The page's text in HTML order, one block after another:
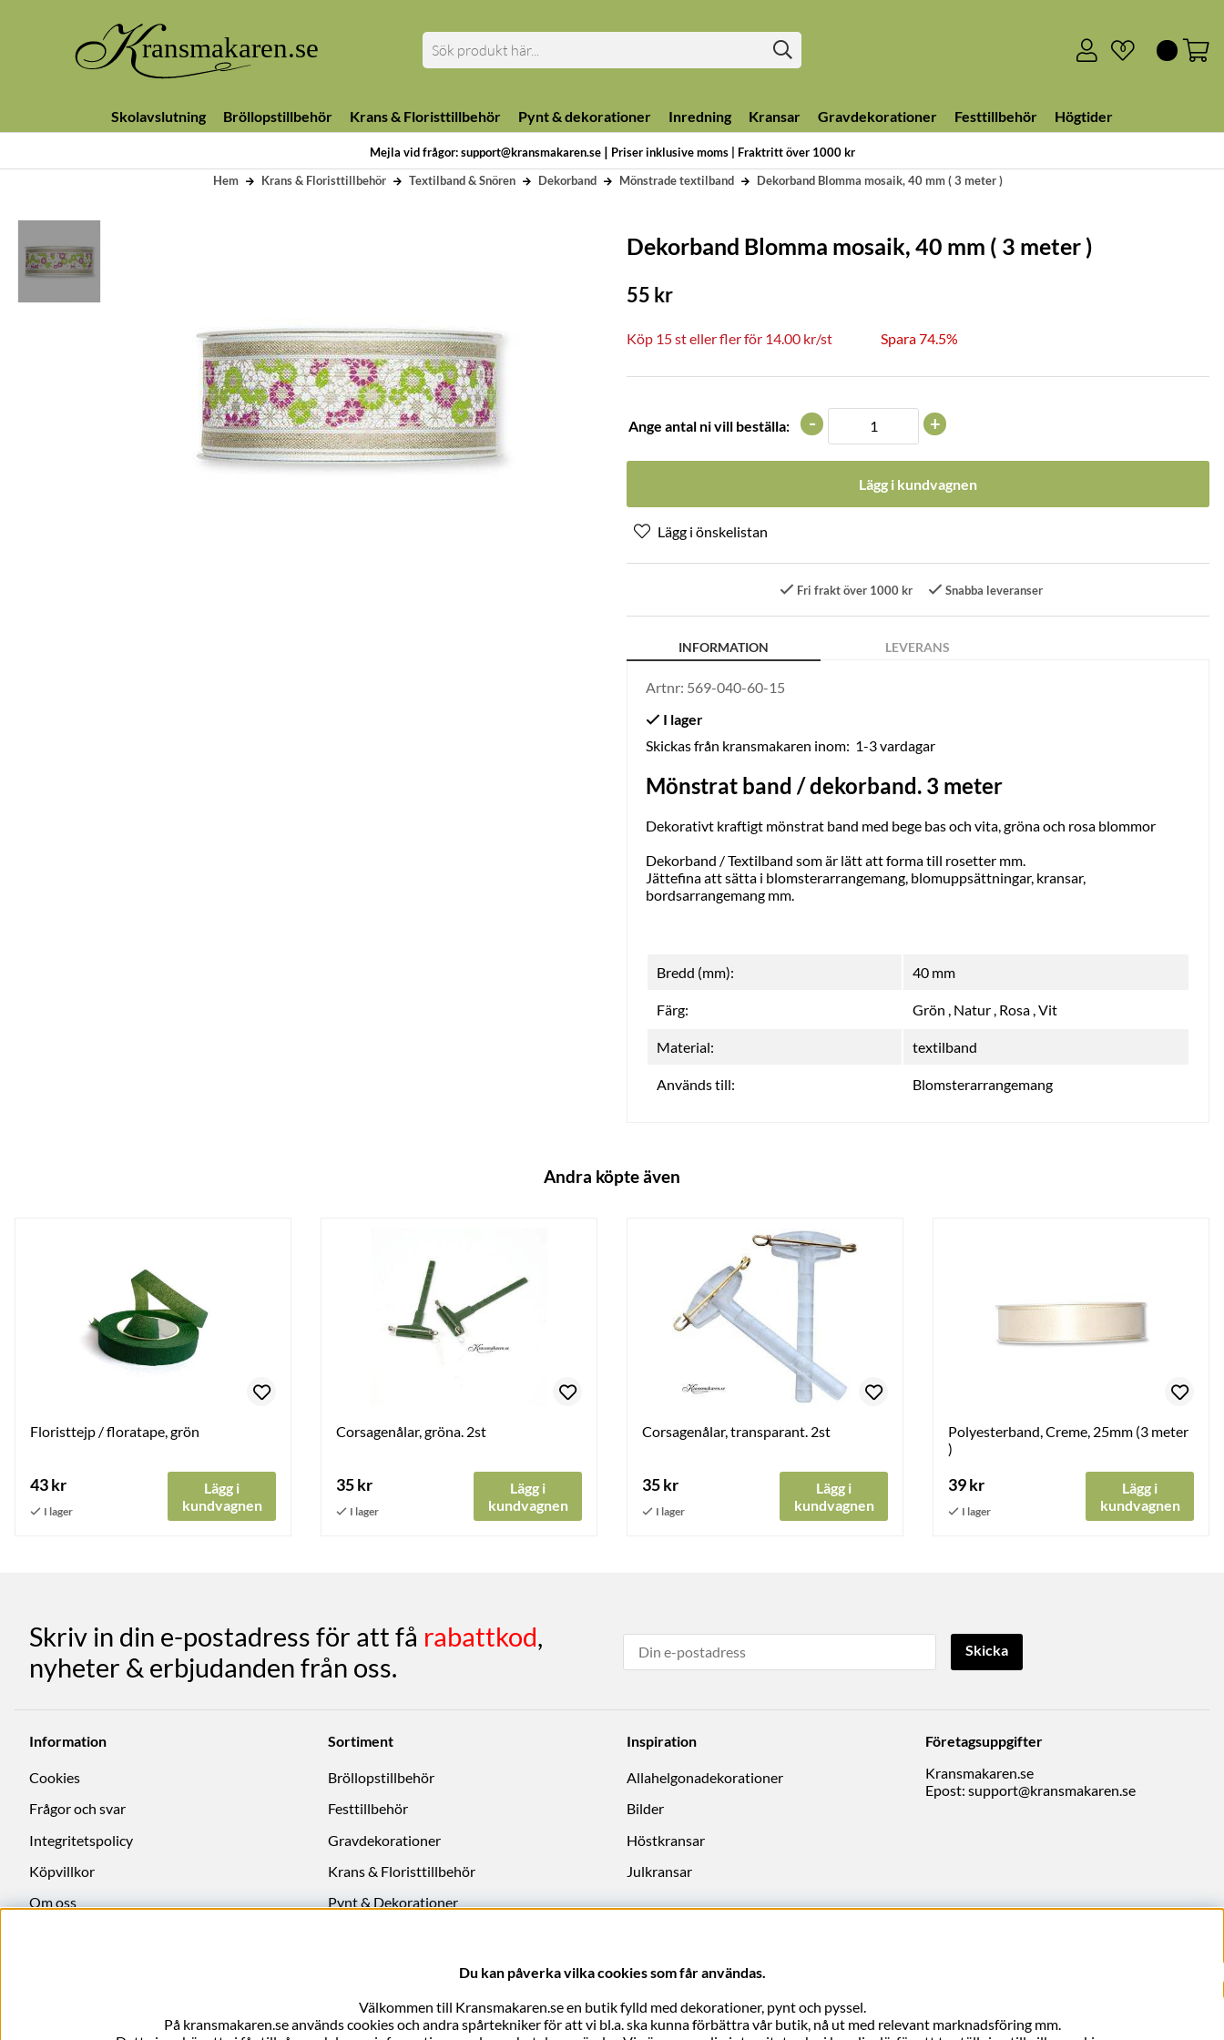
Mejla vid frågor: support@kransmakaren.se| Priser inklusive moms | Fraktritt över 1000 kr
0
Skolavslutning Bröllopstillbehör Krans & Floristtillbehör Pynt & dekorationer Inredning Kransar Gravdekorationer Festtillbehör Högtider
Hem Krans & Floristtillbehör Textilband & Snören Dekorband Mönstrade textilband Dekorband Blomma mosaik, 40 mm ( 3 meter )
Dekorband Blomma mosaik, 40 mm ( 3 meter )
55 kr
Köp 15 steller fler för 14.00 kr/st Spara 74.5%
Ange antal ni vill beställa: +
-
Lägg i kundvagnen
Fri frakt över 1000 kr Snabba leveranser
INFORMATION LEVERANS
Artnr: 569-040-60-15
Skickas från kransmakaren inom: 1-3 vardagar
Mönstrat band / dekorband. 3 meter
Dekorativt kraftigt mönstrat band med bege bas och vita, gröna och rosa blommor
Dekorband / Textilband som är lätt att forma till rosetter mm.
Jättefina att sätta i blomsterarrangemang, blomuppsättningar, kransar,
bordsarrangemang mm.
Bredd (mm): 40 mm
Färg: Grön Natur Rosa Vit
Material: textilband
Används till: Blomsterarrangemang
Andra köpte även
Floristtejp / floratape, grön
43 kr
Lägg i
kundvagnen
Corsagenålar, gröna. 2st
35 kr
Lägg i
kundvagnen
Corsagenålar, transparant. 2st
35 kr
Lägg i
kundvagnen
Polyesterband, Creme, 25mm (3 meter
)
39 kr
Lägg i
kundvagnen
Skriv in din e-postadress för att få rabattkod,
nyheter & erbjudanden från oss.
Skicka
Information
Cookies
Frågor och svar
Integritetspolicy
Köpvillkor
Om oss
Sortiment
Bröllopstillbehör
Festtillbehör
Gravdekorationer
Krans & Floristtillbehör
Pynt & Dekorationer
Inspiration
Allahelgonadekorationer
Bilder
Höstkransar
Julkransar
Företagsuppgifter
Kransmakaren.se
Epost: support@kransmakaren.se
Du kan påverka vilka cookies som får användas.
Välkommen till Kransmakaren.se en butik fylld med dekorationer, pynt och pyssel.
På kransmakaren.se används cookies och andra spårtekniker för att vi bl.a. ska kunna förbättra vår butik, nå ut med relevant marknadsföring mm.